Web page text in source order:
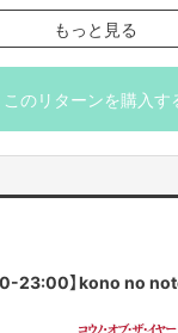
は10/16(木)23:59ま
る場合がありますの
た場合の返金は致しか
もっと見る
このリターンを購入す
23:00】kono no